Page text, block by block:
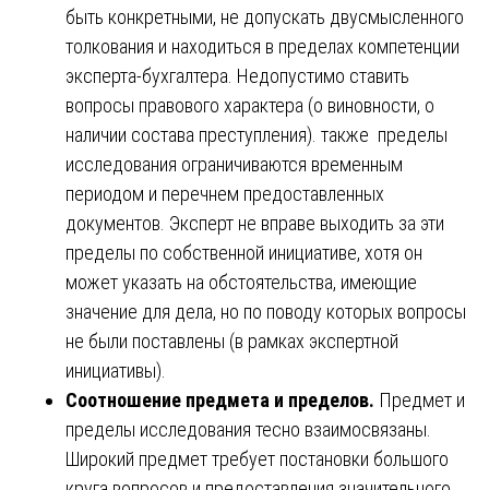
быть конкретными, не допускать двусмысленного
толкования и находиться в пределах компетенции
эксперта-бухгалтера. Недопустимо ставить
вопросы правового характера (о виновности, о
наличии состава преступления). также пределы
исследования ограничиваются временным
периодом и перечнем предоставленных
документов. Эксперт не вправе выходить за эти
пределы по собственной инициативе, хотя он
может указать на обстоятельства, имеющие
значение для дела, но по поводу которых вопросы
не были поставлены (в рамках экспертной
инициативы).
Соотношение предмета и пределов. Предмет и
пределы исследования тесно взаимосвязаны.
Широкий предмет требует постановки большого